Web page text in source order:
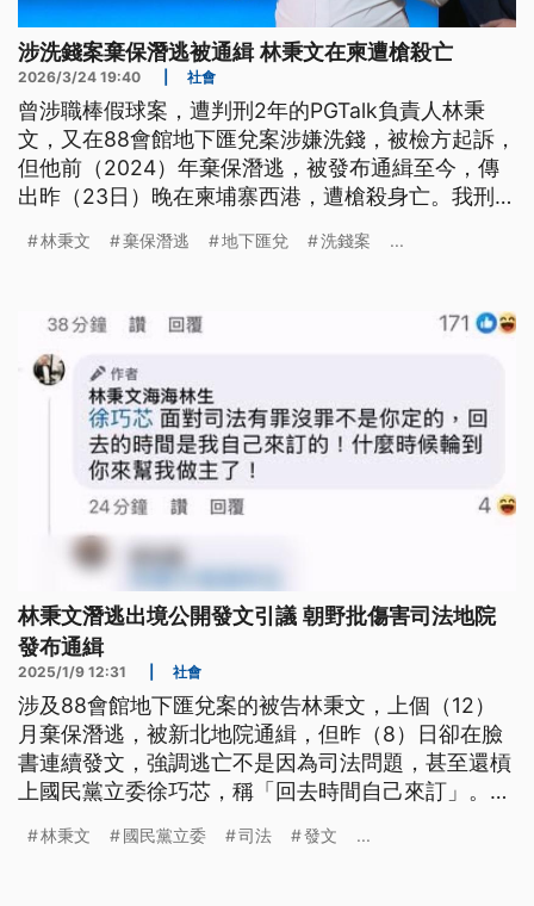
涉洗錢案棄保潛逃被通緝 林秉文在柬遭槍殺亡
2026/3/24 19:40 社會
曾涉職棒假球案，遭判刑2年的PGTalk負責人林秉
文，又在88會館地下匯兌案涉嫌洗錢，被檢方起訴，
但他前（2024）年棄保潛逃，被發布通緝至今，傳
出昨（23日）晚在柬埔寨西港，遭槍殺身亡。我刑事
同協助家屬，處理後續事宜。
林秉文 棄保潛逃 地下匯兌 洗錢案 ...
林秉文潛逃出境公開發文引議 朝野批傷害司法地院
發布通緝
2025/1/9 12:31 社會
涉及88會館地下匯兌案的被告林秉文，上個（12）
月棄保潛逃，被新北地院通緝，但昨（8）日卻在臉
書連續發文，強調逃亡不是因為司法問題，甚至還槓
上國民黨立委徐巧芯，稱「回去時間自己來訂」。朝
林秉文可能在柬埔寨或日本，法務部長鄭銘謙回應，
林秉文 國民黨立委 司法 發文 ...